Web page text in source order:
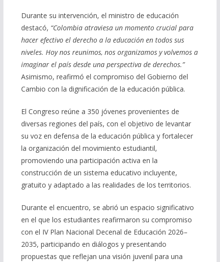
Durante su intervención, el ministro de educación
destacó, “Colombia atraviesa un momento crucial para
hacer efectivo el derecho a la educación en todos sus
niveles. Hoy nos reunimos, nos organizamos y volvemos a
imaginar el país desde una perspectiva de derechos.”
Asimismo, reafirmó el compromiso del Gobierno del
Cambio con la dignificación de la educación pública.
El Congreso reúne a 350 jóvenes provenientes de
diversas regiones del país, con el objetivo de levantar
su voz en defensa de la educación pública y fortalecer
la organización del movimiento estudiantil,
promoviendo una participación activa en la
construcción de un sistema educativo incluyente,
gratuito y adaptado a las realidades de los territorios.
Durante el encuentro, se abrió un espacio significativo
en el que los estudiantes reafirmaron su compromiso
con el IV Plan Nacional Decenal de Educación 2026–
2035, participando en diálogos y presentando
propuestas que reflejan una visión juvenil para una